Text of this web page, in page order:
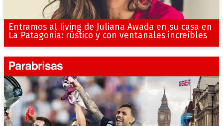
Entramos al living de Juliana Awada en su casa en
La Patagonia: rústico y con ventanales increíbles